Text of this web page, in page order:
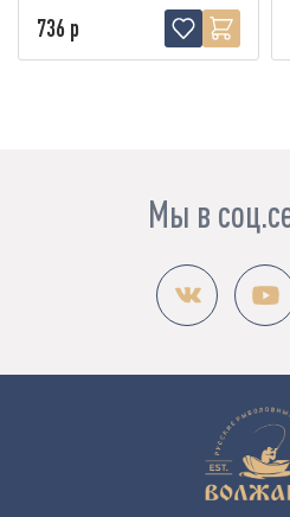
736 р
Мы в